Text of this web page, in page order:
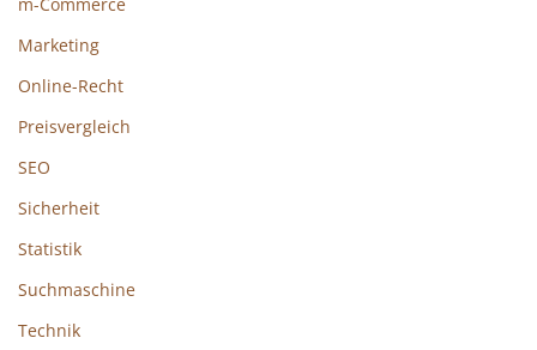
Marketing
Online-Recht
Preisvergleich
SEO
Sicherheit
Statistik
Suchmaschine
Technik